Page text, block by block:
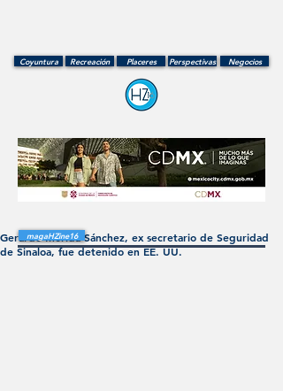
Coyuntura Recreación Placeres Negocios
Perspectivas
Gerardo Mérida Sánchez, ex secretario de Seguridad
de Sinaloa, fue detenido en EE. UU.
magaHZine16